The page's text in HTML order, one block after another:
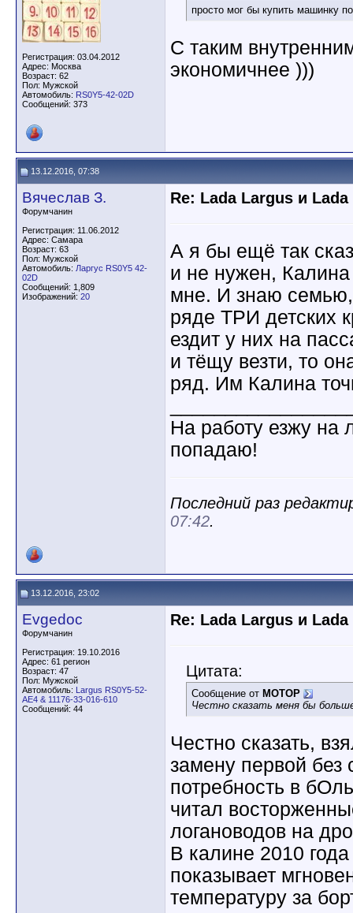
Регистрация: 03.04.2012
Адрес: Москва
Возраст: 62
Пол: Мужской
Автомобиль: RS0Y5-42-02D
Сообщений: 373
просто мог бы купить машинку
C таким
экономичнее )))
13.12.2016, 07:38
Вячеслав З.
Форумчанин
Регистрация: 11.06.2012
Адрес: Самара
Возраст: 63
Пол: Мужской
Автомобиль: Ларгус RS0Y5 42-
02D
Сообщений: 1,809
Изображений: 20
Re: Lada Largus и
А я бы ещё так
и не нужен,
мне. И знаю семью,
ряде ТРИ детских
ездит у них на
и тёщу везти, то
ряд. Им Калина
На работу езжу на
попадаю!
Последний раз
07:42.
13.12.2016, 23:02
Evgedoc
Форумчанин
Регистрация: 19.10.2016
Адрес: 61 регион
Возраст: 47
Пол: Мужской
Автомобиль: Largus RS0Y5-52-
AE4 & 11176-33-016-610
Сообщений: 44
Re: Lada Largus и
Цитата:
Сообщение от MOTOP
Честно сказать меня бы
Честно сказать,
замену первой
потребность в
читал
логановодов на
В калине 2010
показывает
температуру за